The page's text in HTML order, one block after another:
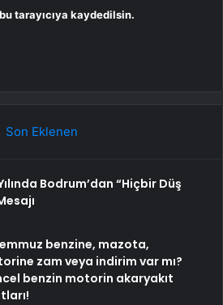
tarayıcıya kaydedilsin.
Son Eklenen
Bodrum’dan “Hiçbir Düş
benzine, mazota,
zam veya indirim var mı?
benzin motorin akaryakıt